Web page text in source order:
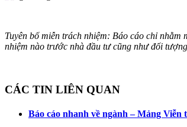
Tuyên bố miễn trách nhiệm: Báo cáo chỉ
nhiệm nào trước nhà đầu tư cũng như đối
CÁC TIN LIÊN QUAN
Báo cáo nhanh về ngành – Mảng